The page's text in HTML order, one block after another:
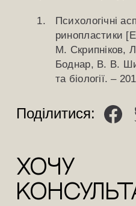
Психологічні
ринопластики
М. Скрипніков,
Боднар, В. В.
та біології. –
Поділитися:
ХОЧУ